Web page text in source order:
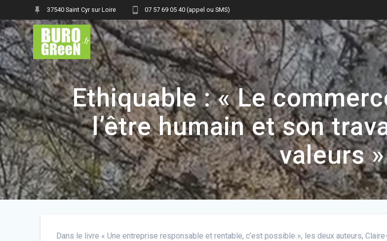
content
37540 Saint Cyr sur Loire 07 57 69 05 40 (appel ou SMS)
Ethiquable : « Le
l’être humain et son
valeurs »
Dans le livre « Une entreprise responsable et rentable, c’est possible », les deux auteurs,